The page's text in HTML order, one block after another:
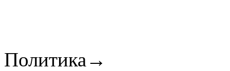
Политика →